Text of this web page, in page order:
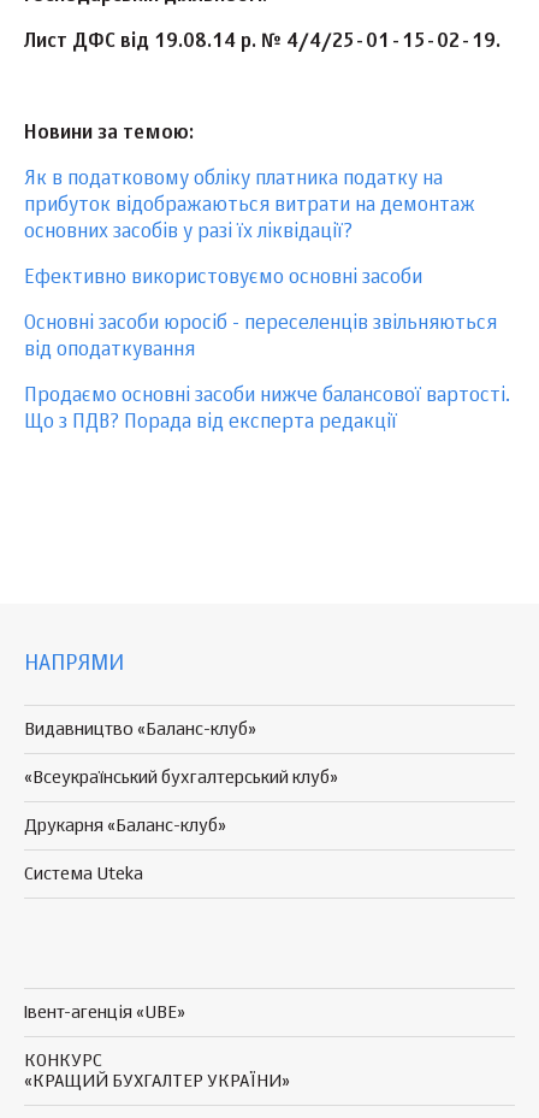
Лист ДФС від 19.08.14 р. № 4/4/25-01-15-02-19.
Новини за темою:
Як в податковому обліку платника податку на
прибуток відображаються витрати на демонтаж
основних засобів у разі їх ліквідації?
Ефективно використовуємо основні засоби
Основні засоби юросіб - переселенців звільняються
від оподаткування
Продаємо основні засоби нижче балансової вартості.
Що з ПДВ? Порада від експерта редакції
НАПРЯМИ
Видавництво «Баланс-клуб»
«Всеукраїнський бухгалтерський клуб»
Друкарня «Баланс-клуб»
Система Uteka
Івент-агенція «UBE»
КОНКУРС
«КРАЩИЙ БУХГАЛТЕР УКРАЇНИ»